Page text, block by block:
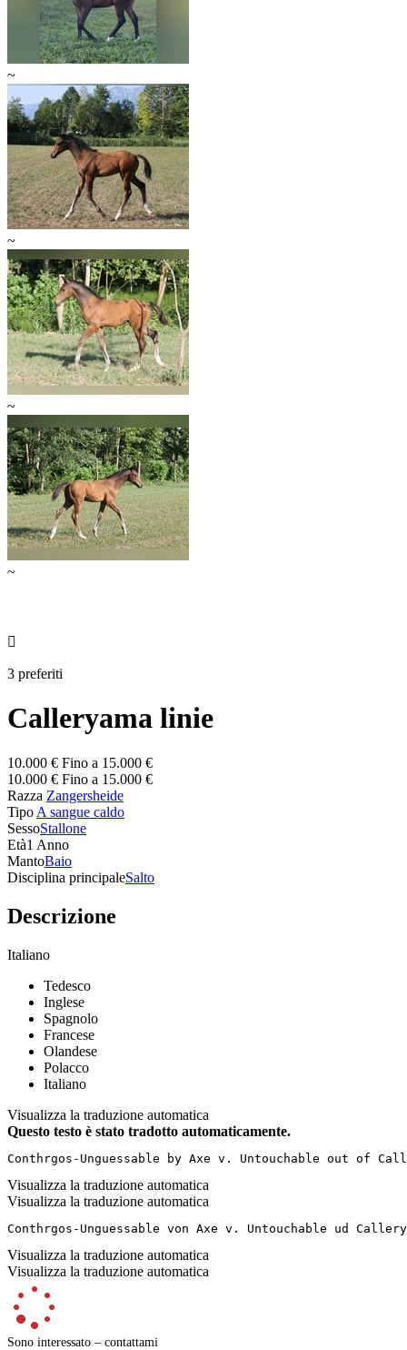
~
~
~
~

3 preferiti
Calleryama linie
10.000 € Fino a 15.000 €
10.000 € Fino a 15.000 €
Razza Zangersheide
Tipo A sangue caldo
SessoStallone
Età1 Anno
MantoBaio
Disciplina principaleSalto
Descrizione
Italiano
Tedesco
Inglese
Spagnolo
Francese
Olandese
Polacco
Italiano
Visualizza la traduzione automatica
Questo testo è stato tradotto automaticamente.
Conthrgos-Unguessable by Axe v. Untouchable out of
Visualizza la traduzione automatica
Visualizza la traduzione automatica
Conthrgos-Unguessable von Axe v. Untouchable ud
Visualizza la traduzione automatica
Visualizza la traduzione automatica
Sono interessato – contattami